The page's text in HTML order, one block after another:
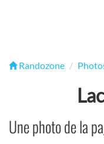
Randozone
Une photo de la